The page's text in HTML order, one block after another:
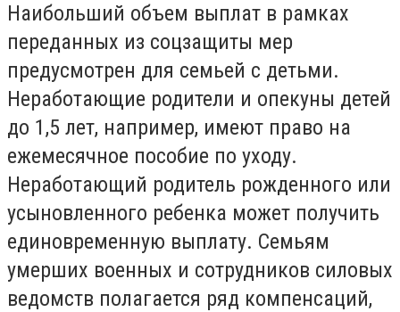
Наибольший объем выплат в рамках
переданных из соцзащиты мер
предусмотрен для семьей с детьми.
Неработающие родители и опекуны детей
до 1,5 лет, например, имеют право на
ежемесячное пособие по уходу.
Неработающий родитель рожденного или
усыновленного ребенка может получить
единовременную выплату. Семьям
умерших военных и сотрудников силовых
ведомств полагается ряд компенсаций,